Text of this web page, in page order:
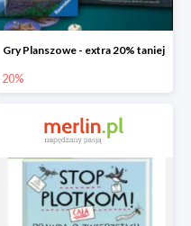
Gry Planszowe - extra 20% taniej
20%